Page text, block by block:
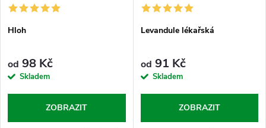
Hloh
od 98 Kč
Skladem
ZOBRAZIT
Levandule lékařská
od 91 Kč
Skladem
ZOBRAZIT